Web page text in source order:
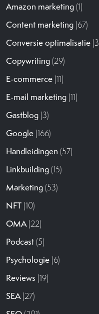
Amazon marketing (1)
Content marketing (67)
Conversie optimalisatie
Copywriting (29)
E-commerce (11)
E-mail marketing (11)
Gastblog (3)
Google (166)
Handleidingen (57)
Linkbuilding (15)
Marketing (53)
NFT (10)
OMA(22)
Podcast (5)
Psychologie (6)
Reviews (19)
SEA(27)